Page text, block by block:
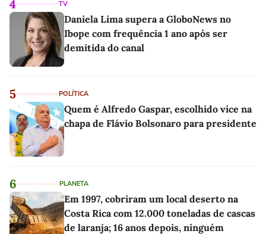
4 TV
Daniela Lima supera a GloboNews no
Ibope com frequência 1 ano após ser
demitida do canal
5 POLÍTICA
Quem é Alfredo Gaspar, escolhido vice na
chapa de Flávio Bolsonaro para presidente
6 PLANETA
Em 1997, cobriram um local deserto na
Costa Rica com 12.000 toneladas de cascas
de laranja; 16 anos depois, ninguém